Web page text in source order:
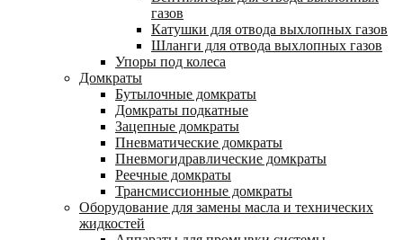
газов
Катушки для отвода выхлопных газов
Шланги для отвода выхлопных газов
Упоры под колеса
Домкраты
Бутылочные домкраты
Домкраты подкатные
Зацепные домкраты
Пневматические домкраты
Пневмогидравлические домкраты
Реечные домкраты
Трансмиссионные домкраты
Оборудование для замены масла и технических
жидкостей